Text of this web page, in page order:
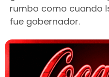
rumbo como cuando
fue gobernador.